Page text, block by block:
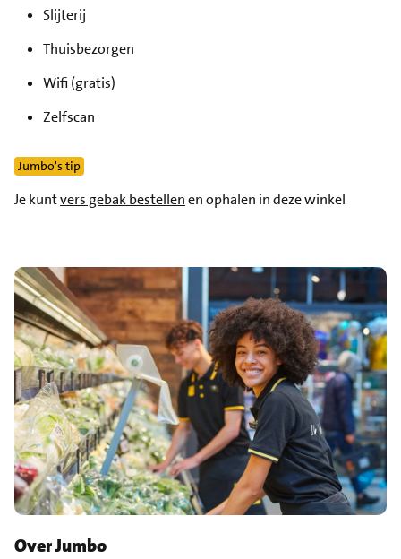
Slijterij
Thuisbezorgen
Wifi (gratis)
Zelfscan
Jumbo's tip
Je kuntvers gebak bestellenen ophalen in deze winkel
Over Jumbo